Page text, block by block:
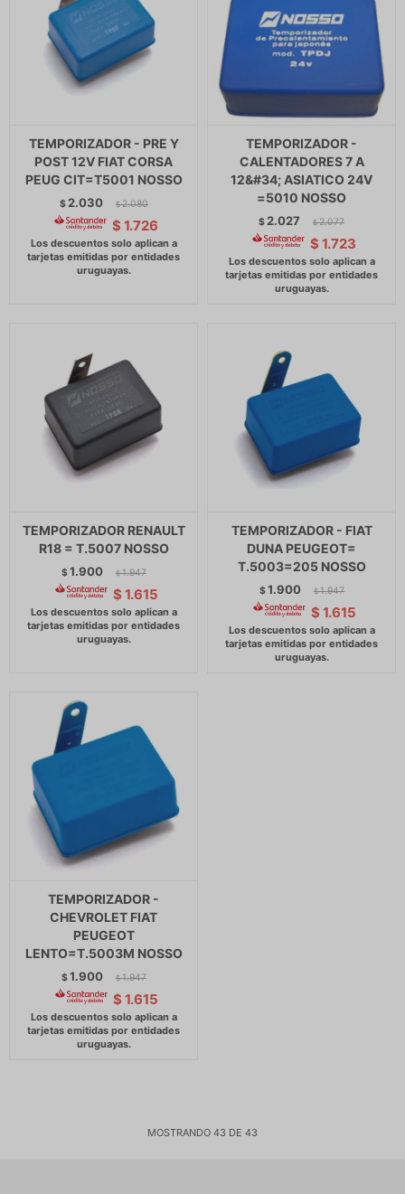
TEMPORIZADOR - PRE Y
POST 12V FIAT CORSA
PEUG CIT=T5001 NOSSO
$ 2.030 $ 2.080
$ 1.726
TEMPORIZADOR -
CALENTADORES 7 A
12&#34; ASIATICO 24V
=5010 NOSSO
$ 2.027 $ 2.077
$ 1.723
TEMPORIZADOR RENAULT
R18 = T.5007 NOSSO
$1.900 $ 1.947
$ 1.615
TEMPORIZADOR - FIAT
DUNA PEUGEOT=
T.5003=205 NOSSO
$1.900 $ 1.947
$ 1.615
TEMPORIZADOR -
CHEVROLET FIAT
PEUGEOT
LENTO=T.5003M NOSSO
$1.900 $ 1.947
$ 1.615
MOSTRANDO 43 DE 43